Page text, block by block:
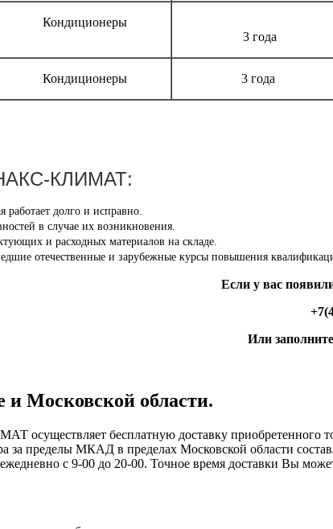
Кондиционеры
3 года
Кондиционеры 3 года
КЛИМАТ:
работает долго и исправно.
в случае их возникновения.
и расходных материалов на складе.
отечественные и зарубежные курсы повышения
Если у вас
Или
и Московской области.
бесплатную доставку приобретенного
за пределы МКАД в пределах Московской области
с 9-00 до 20-00. Точное время доставки Вы